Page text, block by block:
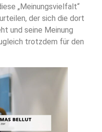
„Meinungsvielfalt“
der sich die dort
und seine Meinung
trotzdem für den